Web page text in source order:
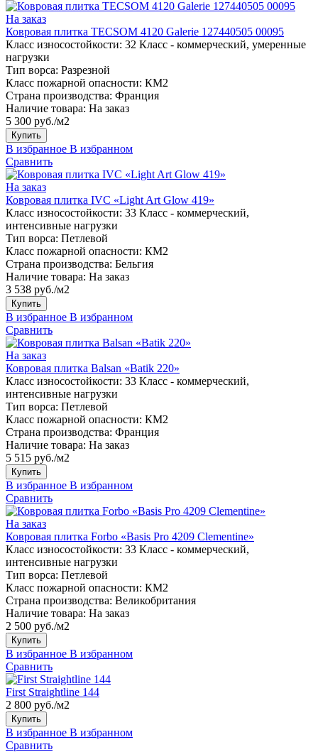
На заказ
Ковровая плитка TECSOM 4120 Galerie 127440505 00095
Класс износостойкости: 32 Класс - коммерческий, умеренные
нагрузки
Тип ворса: Разрезной
Класс пожарной опасности: КМ2
Страна производства: Франция
Наличие товара: На заказ
5 300 руб./м2
Купить
В избранное В избранном
Сравнить
На заказ
Ковровая плитка IVC «Light Art Glow 419»
Класс износостойкости: 33 Класс - коммерческий,
интенсивные нагрузки
Тип ворса: Петлевой
Класс пожарной опасности: КМ2
Страна производства: Бельгия
Наличие товара: На заказ
3 538 руб./м2
Купить
В избранное В избранном
Сравнить
На заказ
Ковровая плитка Balsan «Batik 220»
Класс износостойкости: 33 Класс - коммерческий,
интенсивные нагрузки
Тип ворса: Петлевой
Класс пожарной опасности: КМ2
Страна производства: Франция
Наличие товара: На заказ
5 515 руб./м2
Купить
В избранное В избранном
Сравнить
На заказ
Ковровая плитка Forbo «Basis Pro 4209 Clementine»
Класс износостойкости: 33 Класс - коммерческий,
интенсивные нагрузки
Тип ворса: Петлевой
Класс пожарной опасности: КМ2
Страна производства: Великобритания
Наличие товара: На заказ
2 500 руб./м2
Купить
В избранное В избранном
Сравнить
First Straightline 144
2 800 руб./м2
Купить
В избранное В избранном
Сравнить